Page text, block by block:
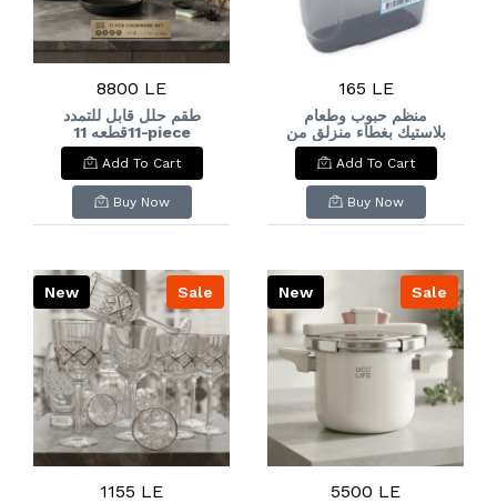
8800 LE
طقم حلل قابل للتمدد
11قطعه 11-piece
expandable
cookware set
Add To Cart
Buy Now
165 LE
منظم حبوب وطعام
بلاستيك بغطاء منزلق من
فولي لايف (1.8 لتر): Foly
Life Plastic Food &
Cereal Container
with Sliding Lid (1.8L)
Add To Cart
Buy Now
Sale
New
1155 LE
Sale
New
5500 LE